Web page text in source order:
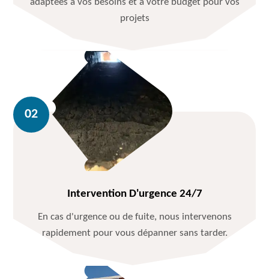
adaptées à vos besoins et à votre budget pour vos
projets
Intervention D'urgence 24/7
En cas d'urgence ou de fuite, nous intervenons
rapidement pour vous dépanner sans tarder.